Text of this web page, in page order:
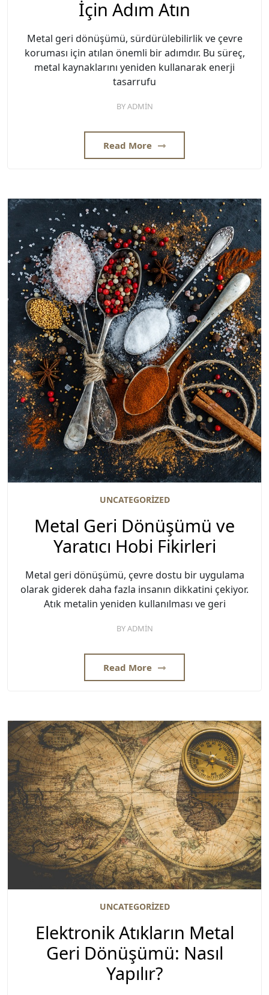
İçin Adım Atın
Metal geri dönüşümü, sürdürülebilirlik ve çevre
koruması için atılan önemli bir adımdır. Bu süreç,
metal kaynaklarını yeniden kullanarak enerji
tasarrufu
BYADMIN
Read More
UNCATEGORIZED
Metal Geri Dönüşümü ve
Yaratıcı Hobi Fikirleri
Metal geri dönüşümü, çevre dostu bir uygulama
olarak giderek daha fazla insanın dikkatini çekiyor.
Atık metalin yeniden kullanılması ve geri
BYADMIN
Read More
UNCATEGORIZED
Elektronik Atıkların Metal
Geri Dönüşümü: Nasıl
Yapılır?